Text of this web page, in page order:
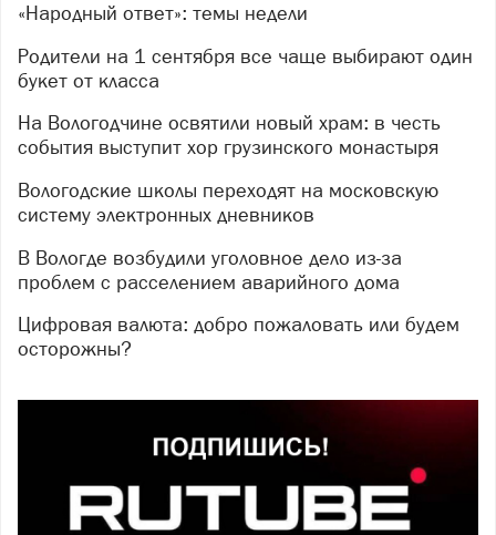
«Народный ответ»: темы недели
Родители на 1 сентября все чаще выбирают один
букет от класса
На Вологодчине освятили новый храм: в честь
события выступит хор грузинского монастыря
Вологодские школы переходят на московскую
систему электронных дневников
В Вологде возбудили уголовное дело из-за
проблем с расселением аварийного дома
Цифровая валюта: добро пожаловать или будем
осторожны?